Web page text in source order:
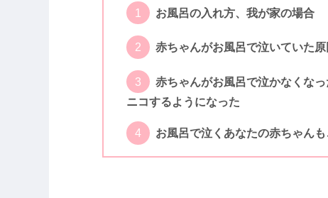
お風呂の入れ方、我が家の場合
赤ちゃんがお風呂で泣いていた原
赤ちゃんがお風呂で泣かなくな
ニコするようになった
お風呂で泣くあなたの赤ちゃん